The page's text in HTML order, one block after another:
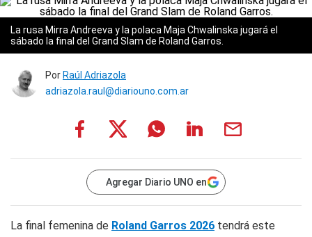
La rusa Mirra Andreeva y la polaca Maja Chwalinska jugará el
sábado la final del Grand Slam de Roland Garros.
Por Raúl Adriazola
adriazola.raul@diariouno.com.ar
Agregar Diario UNO en
La final femenina de Roland Garros 2026 tendrá este